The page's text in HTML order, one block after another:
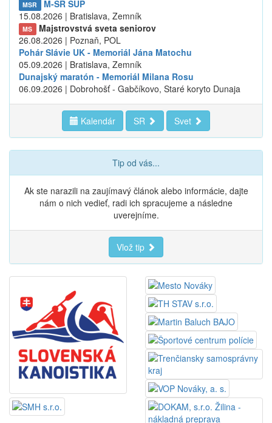
MSR
M-SR SUP
15.08.2026 | Bratislava, Zemník
MS
Majstrovstvá sveta seniorov
26.08.2026 | Poznaň, POL
Pohár Slávie UK - Memoriál Jána Matochu
05.09.2026 | Bratislava, Zemník
Dunajský maratón - Memoriál Milana Rosu
06.09.2026 | Dobrohošť - Gabčíkovo, Staré koryto Dunaja
Kalendár SR Svet
Tip od vás...
Ak ste narazili na zaujímavý článok alebo informácie, dajte
nám o nich vedieť, radi ich spracujeme a následne
uverejníme.
Vlož tip